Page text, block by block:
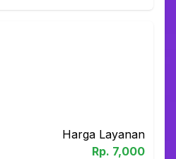
Harga Layanan
Rp. 7,000